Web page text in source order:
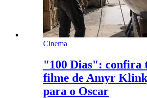
Cinema
"100 Dias": confira
filme de Amyr
para o Oscar